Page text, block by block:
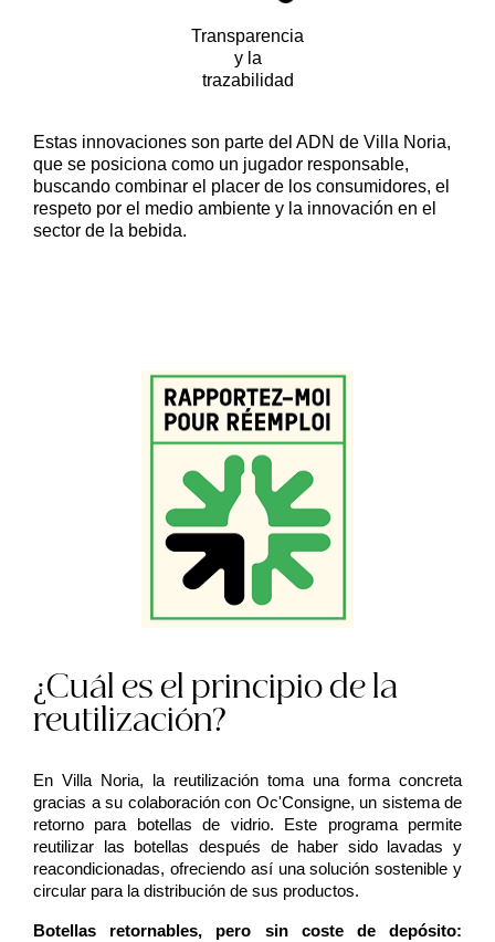
Transparencia
y la
trazabilidad
Estas innovaciones son parte del ADN de Villa Noria,
que se posiciona como un jugador responsable,
buscando combinar el placer de los consumidores, el
respeto por el medio ambiente y la innovación en el
sector de la bebida.
¿Cuál es el principio de la
reutilización?
En Villa Noria, la reutilización toma una forma concreta
gracias a su colaboración con Oc'Consigne, un sistema de
retorno para botellas de vidrio. Este programa permite
reutilizar las botellas después de haber sido lavadas y
reacondicionadas, ofreciendo así una solución sostenible y
circular para la distribución de sus productos.
Botellas retornables, pero sin coste de depósito: